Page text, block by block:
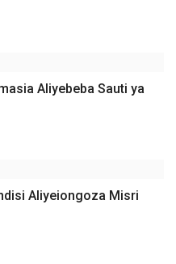
Aliyebeba Sauti ya
Aliyeiongoza Misri